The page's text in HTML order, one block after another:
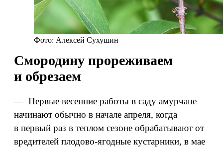
Фото: Алексей Сухушин
Смородину прореживаем
и обрезаем
— Первые весенние работы в саду амурчане
начинают обычно в начале апреля, когда
в первый раз в теплом сезоне обрабатывают от
вредителей плодово-ягодные кустарники, в мае